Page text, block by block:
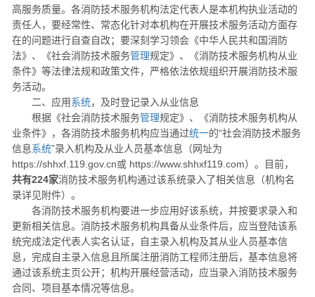
高服务质量。各消防技术服务机构法定代表人是本机构执业活动的
责任人，要经常性、常态化针对本机构在开展技术服务活动方面存
在的问题进行自查自改；要深刻学习领会《中华人民共和国消防
法》、《社会消防技术服务管理规定》、《消防技术服务机构从业
条件》等法律法规和政策文件，严格依法依规组织开展消防技术服
务活动。
二、应用系统，及时登记录入从业信息
根据《社会消防技术服务管理规定》、《消防技术服务机构从
业条件》，各消防技术服务机构应当通过统一的“社会消防技术服务
信息系统”录入机构及从业人员基本信息（网址为
https://shhxf.119.gov.cn或 https://www.shhxf119.com）。目前，
共有224家消防技术服务机构通过该系统录入了相关信息（机构名
录详见附件）。
各消防技术服务机构要进一步应用好该系统，并按要求录入和
更新相关信息。消防技术服务机构具备从业条件后，应当登陆该系
统完成法定代表人实名认证，自主录入机构及其从业人员基本信
息，完成自主录入信息且所属注册消防工程师注册后，基本信息将
通过该系统主页公开；机构开展经营活动，应当录入消防技术服务
合同、项目基本情况等信息。